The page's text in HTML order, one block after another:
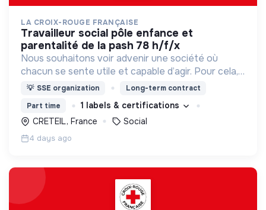
LA CROIX-ROUGE FRANÇAISE
travailleur social pôle enfance et
parentalité de la pash 78 h/f/x
Nous souhaitons voir advenir une société où
chacun se sente utile et capable d’agir. Pour cela,
nous proposons des moyens et des lieux
💡 SSE organization
Long-term contract
Part time
1 labels & certifications
CRETEIL, France
Social
4 days ago